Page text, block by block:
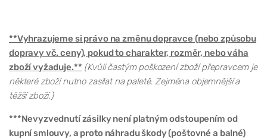
**Vyhrazujeme si právo na změnu dopravce (nebo způsobu
dopravy vč. ceny), pokud to charakter, rozměr, nebo váha
zboží vyžaduje.** (Kvůli častým poškození zboží přepravcem je
některé zboží nutno zasílat na paletě. Zejména objemnější a
těžší zboží.)
***Nevyzvednutí zásilky není platným odstoupením od
kupní smlouvy, a proto náhradu škody (poštovné a balné)